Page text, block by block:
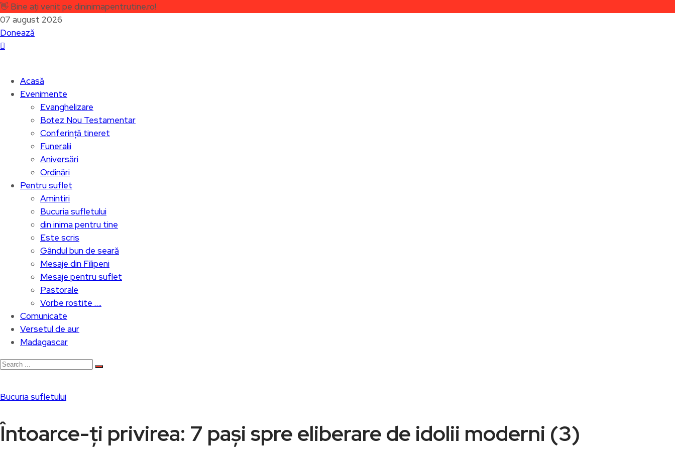
👋 Bine ați venit pe dininimapentrutine.ro!
07 august 2026
Donează
Acasă
Evenimente
Evanghelizare
Botez Nou Testamentar
Conferință tineret
Funeralii
Aniversări
Ordinări
Pentru suflet
Amintiri
Bucuria sufletului
din inima pentru tine
Este scris
Gândul bun de seară
Mesaje din Filipeni
Mesaje pentru suflet
Pastorale
Vorbe rostite ….
Comunicate
Versetul de aur
Madagascar
Bucuria sufletului
Întoarce-ți privirea: 7 pași spre eliberare de idolii moderni (3)